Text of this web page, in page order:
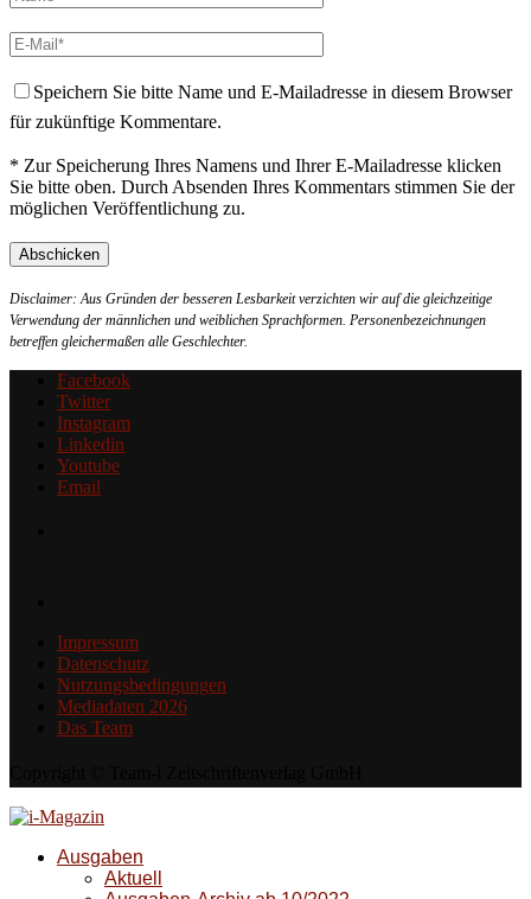
Speichern Sie bitte Name und E-Mailadresse in diesem Browser
für zukünftige Kommentare.
* Zur Speicherung Ihres Namens und Ihrer E-Mailadresse klicken
Sie bitte oben. Durch Absenden Ihres Kommentars stimmen Sie der
möglichen Veröffentlichung zu.
Disclaimer: Aus Gründen der besseren Lesbarkeit verzichten wir auf die gleichzeitige
Verwendung der männlichen und weiblichen Sprachformen. Personenbezeichnungen
betreffen gleichermaßen alle Geschlechter.
Facebook
Twitter
Instagram
Linkedin
Youtube
Email
Impressum
Datenschutz
Nutzungsbedingungen
Mediadaten 2026
Das Team
Ausgaben
Aktuell